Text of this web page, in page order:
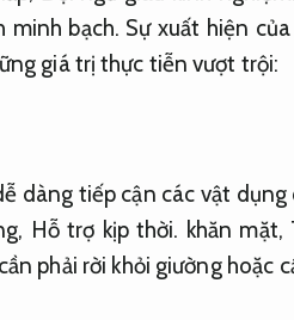
minh bạch. Sự xuất hiện
giá trị thực tiễn vượt trội:
dàng tiếp cận các vật
Hỗ trợ kịp thời. khăn mặt,
phải rời khỏi giường hoặc